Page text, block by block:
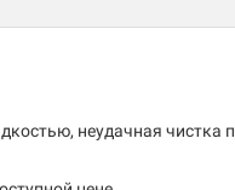
неудачная чистка